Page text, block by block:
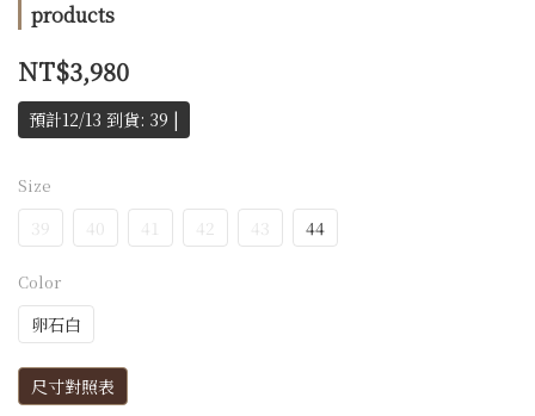
products
NT$3,980
預計12/13 到貨: 39 |
Size
39 40 41 42 43 44
Color
卵石白
尺寸對照表